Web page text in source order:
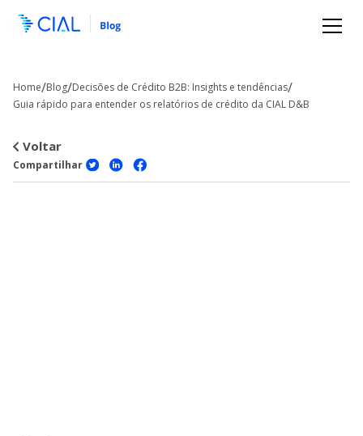
Home/Blog/Decisões de Crédito B2B: Insights e tendências/
Guia rápido para entender os relatórios de crédito da CIAL D&B
Voltar
Compartilhar